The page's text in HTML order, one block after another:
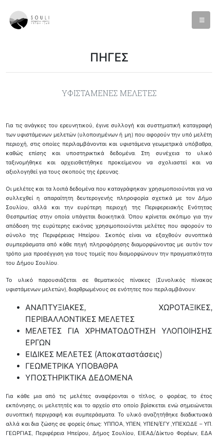
ΠΗΓΕΣ
ΥΦΙΣΤΑΜΕΝΕΣ ΜΕΛΕΤΕΣ
Για τις ανάγκες του ερευνητικού, έγινε συλλογή και συστηματική καταγραφή
των υφιστάμενων μελετών (υλοποιημένων ή μη) που αφορούν την υπό μελέτη
περιοχή, στις οποίες περιλαμβάνονται και υφιστάμενα γεωμετρικά υπόβαθρα,
καθώς επίσης και υποστηρικτικά δεδομένα. Στη συνέχεια το υλικό
ταξινομήθηκε και αρχειοθετήθηκε προκείμενου να σχολιαστεί και να
αξιολογηθεί για τους σκοπούς της έρευνας.
Οι μελέτες και τα λοιπά δεδομένα που καταγράφηκαν χρησιμοποιούνται για να
συλλεχθεί η απαραίτητη δευτερογενής πληροφορία σχετικά με τον Δήμο
Σουλίου, αλλά και την ευρύτερη περιοχή της Περιφερειακής Ενότητας
Θεσπρωτίας στην οποία υπάγεται διοικητικά. Όπου κρίνεται σκόπιμο για την
απόδοση της ευρύτερης εικόνας χρησιμοποιούνται μελέτες που αφορούν το
σύνολο της Περιφέρειας Ηπείρου. Σκοπός είναι να εξαχθούν συνοπτικά
συμπεράσματα από κάθε πηγή πληροφόρησης διαμορφώνοντας με αυτόν τον
τρόπο μια προσέγγιση για τους τομείς που διαμορφώνουν την πραγματικότητα
του Δήμου Σουλίου.
Το υλικό παρουσιάζεται σε θεματικούς πίνακες (Συνολικός πίνακας
υφιστάμενων μελετών), διαρθρωμένους σε ενότητες που περιλαμβάνουν:
ΑΝΑΠΤΥΞΙΑΚΕΣ, ΧΩΡΟΤΑΞΙΚΕΣ,
ΠΕΡΙΒΑΛΛΟΝΤΙΚΕΣ ΜΕΛΕΤΕΣ
ΜΕΛΕΤΕΣ ΓΙΑ ΧΡΗΜΑΤΟΔΟΤΗΣΗ ΥΛΟΠΟΙΗΣΗΣ
ΕΡΓΩΝ
ΕΙΔΙΚΕΣ ΜΕΛΕΤΕΣ (Αποκαταστάσεις)
ΓΕΩΜΕΤΡΙΚΑ ΥΠΟΒΑΘΡΑ
ΥΠΟΣΤΗΡΙΚΤΙΚΑ ΔΕΔΟΜΕΝΑ
Για κάθε μια από τις μελέτες αναφέρονται ο τίτλος, ο φορέας, το έτος
εκπόνησης, οι μελετητές και το αρχείο στο οποίο βρίσκεται ενώ σημειώνεται
συνοπτική περιγραφή και συμπεράσματα. Το υλικό αναζητήθηκε διαδικτυακά
αλλά και δια ζώσης σε φορείς όπως: ΥΠΠΟΑ, ΥΠΕΝ, ΥΠΕΝ/ΕΓΥ ,ΥΠΕΧΩΔΕ – ΥΠ.
ΓΕΩΡΓΙΑΣ, Περιφέρεια Ηπείρου, Δήμος Σουλίου, ΕΙΕΑΔ/Δίκτυο Φορέων, ΕΔΑ